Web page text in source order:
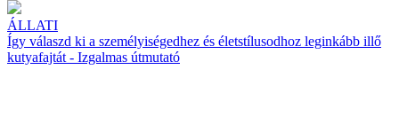
ÁLLATI
Így válaszd ki a személyiségedhez és életstílusodhoz leginkább illő
kutyafajtát - Izgalmas útmutató